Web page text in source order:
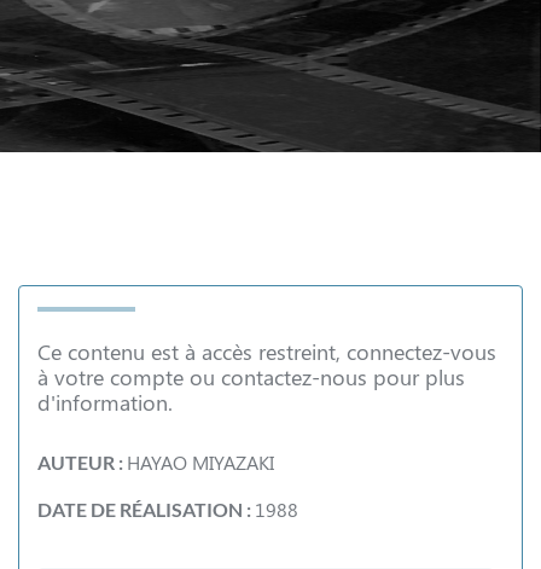
Ce contenu est à accès restreint, connectez-vous
à votre compte ou contactez-nous pour plus
d'information.
AUTEUR : HAYAO MIYAZAKI
DATE DE RÉALISATION : 1988